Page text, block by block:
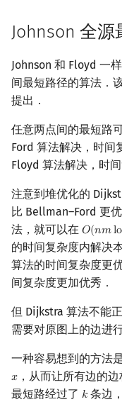
Johnson 全
Johnson 和 Floyd 一
间最短路径的算法．
提出．
任意两点间的最短路
Ford 算法解决，时间
Floyd 算法解决，时
注意到堆优化的
比 Bellman–Ford 更
法，就可以在 𝑂(𝑛𝑚lo
O(nm
的时间复杂度内解决
算法的时间复杂度更
间复杂度更加优秀．
但 Dijkstra 算法不能
需要对原图上的边进
一种容易想到的方法
𝑥
x ，从而让所有边的
最短路经过了 𝑘
k 条边